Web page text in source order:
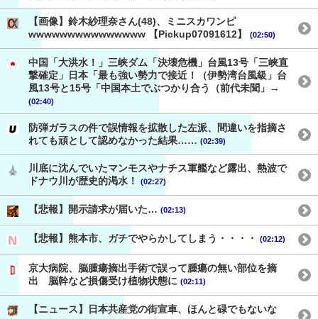
【画像】鈴木紗理奈さん(48)、ミニスカワンピ
wwwwwwwwwwwwwww 【Pickup07091612】
(02:50)
中国「大洪水！」三峡ダム「決壊危機」台風13号「三峡直
撃確定」日本「最も強い勢力で接近！（伊勢湾台風級」台
風13号と15号「中国本土でぶつかり合う（前代未聞」→
(02:40)
防弾ガラスの件で誤情報を拡散した左派、間違いを指摘さ
れても頑として認めなかった結果…… (02:39)
川底に沈んでいたマンモスやナチス軍艦など露出、熱波で
ドナウ川が歴史的渇水！
(02:27)
【悲報】開示請求が届いた… (02:13)
【悲報】熊本市、ガチでやらかしてしまう・・・・ (02:12)
京大病院、脳腫瘍摘出手術で誤って腫瘍の無い部位を摘
出 脳幹など損傷受け植物状態に (02:11)
【ニュース】日本共産党の街宣車、ほんと碌でもないな